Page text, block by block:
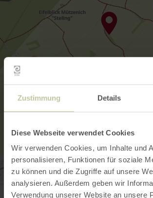
Zustimmung Details
Diese Webseite verwendet Cookies
Wir verwenden Cookies, um Inhalte und
personalisieren, Funktionen für soziale
zu können und die Zugriffe auf unsere
analysieren. Außerdem geben wir
Verwendung unserer Website an unsere
Bauershof
In den Stecken 14